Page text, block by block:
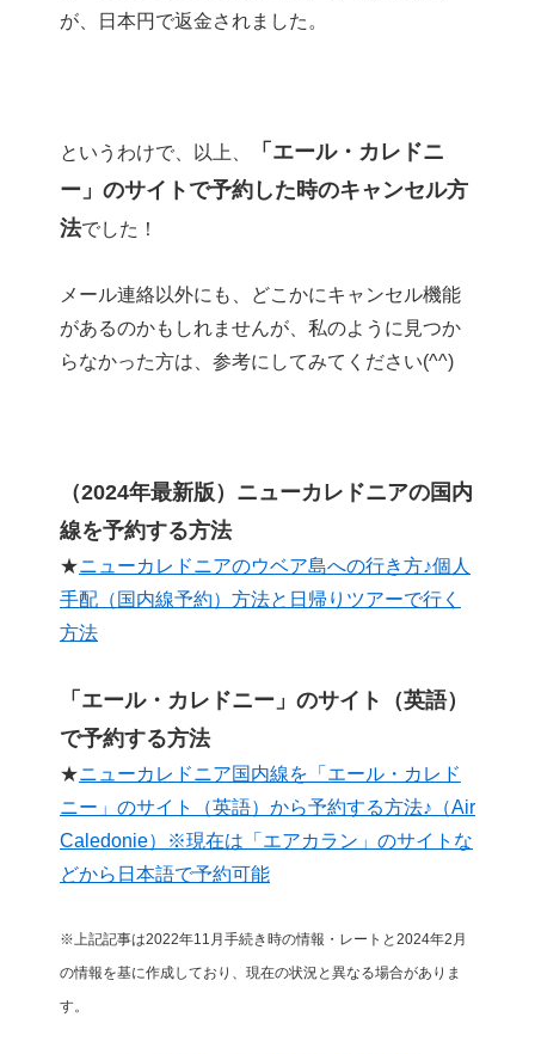
が、日本円で返金されました。
というわけで、以上、
「エール・カレドニ
ー」のサイトで予約した時のキャンセル方
法でした！
メール連絡以外にも、どこかにキャンセル機能
があるのかもしれませんが、私のように見つか
らなかった方は、参考にしてみてください(^^)
（2024年最新版）ニューカレドニアの国内
線を予約する方法
★ニューカレドニアのウベア島への行き方♪個人
手配（国内線予約）方法と日帰りツアーで行く
方法
「エール・カレドニー」のサイト（英語）
で予約する方法
★ニューカレドニア国内線を「エール・カレド
ニー」のサイト（英語）から予約する方法♪（Air
Caledonie）※現在は「エアカラン」のサイトな
どから日本語で予約可能
※上記記事は2022年11月手続き時の情報・レートと2024年2月
の情報を基に作成しており、現在の状況と異なる場合がありま
す。